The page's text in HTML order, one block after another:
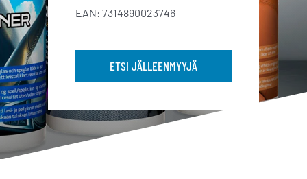
EAN: 7314890023746
ETSI JÄLLEENMYYJÄ